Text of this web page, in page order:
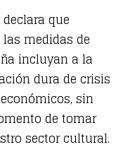
que
medidas de
incluyan a la
dura de crisis
sin
de tomar
sector cultural.